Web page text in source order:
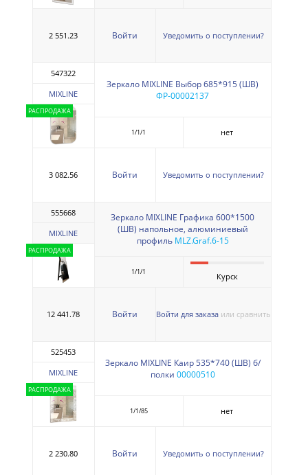
2 551.23 Войти Уведомить о поступлении?
РАСПРОДАЖА
547322
MIXLINE
Зеркало MIXLINE Выбор 685*915 (ШВ)
ФР-00002137
1/1/1 нет
3 082.56 Войти Уведомить о поступлении?
РАСПРОДАЖА
555668
MIXLINE
Зеркало MIXLINE Графика 600*1500
(ШВ) напольное, алюминиевый
профиль MLZ.Graf.6-15
1/1/1 Курск
12 441.78 Войти Войти для заказа или сравнить
РАСПРОДАЖА
525453
MIXLINE
Зеркало MIXLINE Каир 535*740 (ШВ) б/
полки 00000510
1/1/85 нет
2 230.80 Войти Уведомить о поступлении?